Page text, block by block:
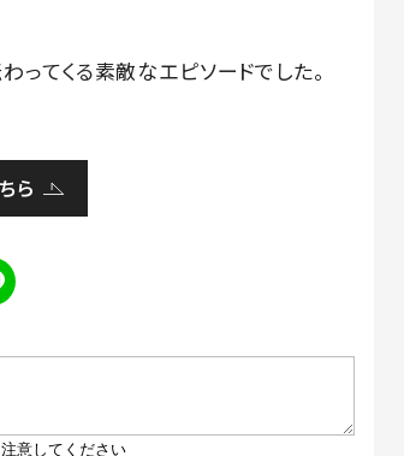
てくる素敵なエピソードでした。
ら